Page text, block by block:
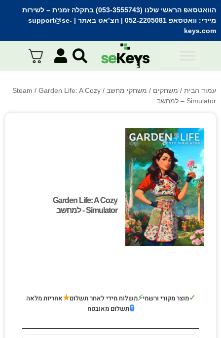
הוואטסאפ הראשי שלנו (053-3555743) בתקלה זמנית
– לשירות
מיידי: וואטסאפ 052-2205081 | הצ’אט באתר | support@se-
keys.com
עמוד הבית / משחקים / משחקי מחשב /
Steam / Garden Life: A Cozy
Simulator – למחשב
Garden Life: A Cozy
Simulator - למחשב
Garden Life: A Cozy
Simulator - למחשב
✓מוצר מקורי ורשמי⚡משלוח מידי לאחר תשלום★אחריות מלאה
🔒תשלום מאובטח